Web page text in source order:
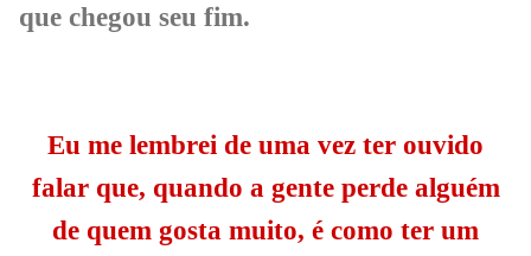
que chegou seu fim.
Eu me lembrei de uma vez ter ouvido
falar que, quando a gente perde alguém
de quem gosta muito, é como ter um